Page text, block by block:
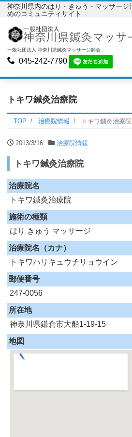
神奈川県内のはり・きゅう・マッサージ
めのコミュニティサイト
一般社団法人 神奈川県鍼灸マッサージ師会
045-242-7790
トキワ鍼灸治療院
TOP 治療院情報 トキワ鍼灸治療院
2013/3/16 治療院情報
トキワ鍼灸治療院
治療院名
トキワ鍼灸治療院
施術の種類
はり きゅう マッサージ
治療院名（カナ）
トキワハリキュウチリョウイン
郵便番号
247-0056
所在地
神奈川県鎌倉市大船1-19-15
地図